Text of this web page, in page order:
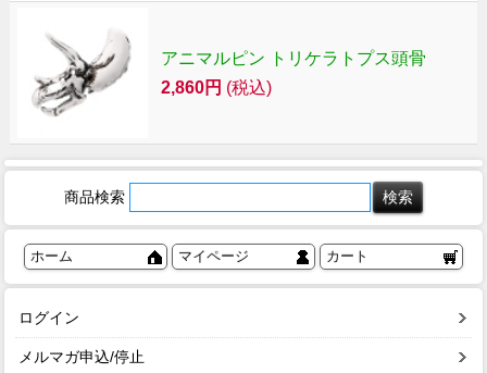
アニマルピン トリケラトプス頭骨
2,860円 (税込)
商品検索
ホーム マイページ カート
ログイン
メルマガ申込/停止